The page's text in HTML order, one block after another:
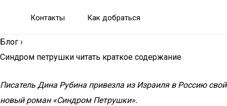
Контакты Как добраться
Блог ›
Синдром петрушки читать краткое содержание
Писатель Дина Рубина привезла из Израиля в Россию свой
новый роман «Синдром Петрушки».